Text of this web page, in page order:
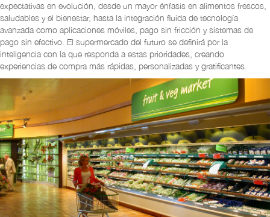
expectativas en evolución, desde un mayor énfasis en alimentos frescos,
saludables y el bienestar, hasta la integración fluida de tecnología
avanzada como aplicaciones móviles, pago sin fricción y sistemas de
pago sin efectivo. El supermercado del futuro se definirá por la
inteligencia con la que responda a estas prioridades, creando
experiencias de compra más rápidas, personalizadas y gratificantes.